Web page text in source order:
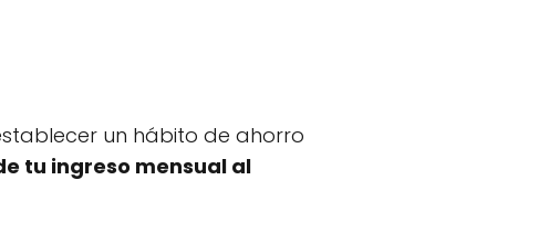
un hábito de ahorro
tu ingreso mensual al